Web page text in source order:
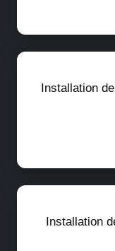
Installation
Installation